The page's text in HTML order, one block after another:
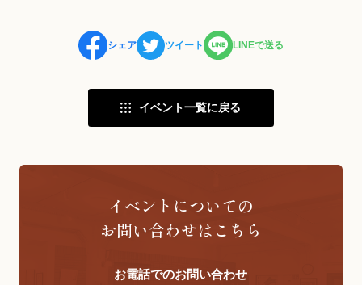
シェア ツイート LINEで送る
イベント一覧に戻る
イベントについての
お問い合わせはこちら
お電話でのお問い合わせ